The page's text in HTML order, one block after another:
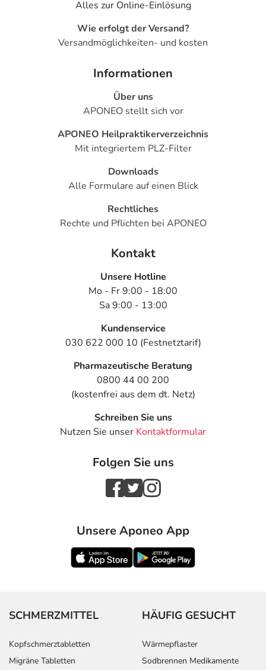
Alles zur Online-Einlösung
Wie erfolgt der Versand?
Versandmöglichkeiten- und kosten
Informationen
Über uns
APONEO stellt sich vor
APONEO Heilpraktikerverzeichnis
Mit integriertem PLZ-Filter
Downloads
Alle Formulare auf einen Blick
Rechtliches
Rechte und Pflichten bei APONEO
Kontakt
Unsere Hotline
Mo - Fr 9:00 - 18:00
Sa 9:00 - 13:00
Kundenservice
030 622 000 10 (Festnetztarif)
Pharmazeutische Beratung
0800 44 00 200
(kostenfrei aus dem dt. Netz)
Schreiben Sie uns
Nutzen Sie unser Kontaktformular
Folgen Sie uns
Unsere Aponeo App
SCHMERZMITTEL
Kopfschmerztabletten
Migräne Tabletten
HÄUFIG GESUCHT
Wärmepflaster
Sodbrennen Medikamente